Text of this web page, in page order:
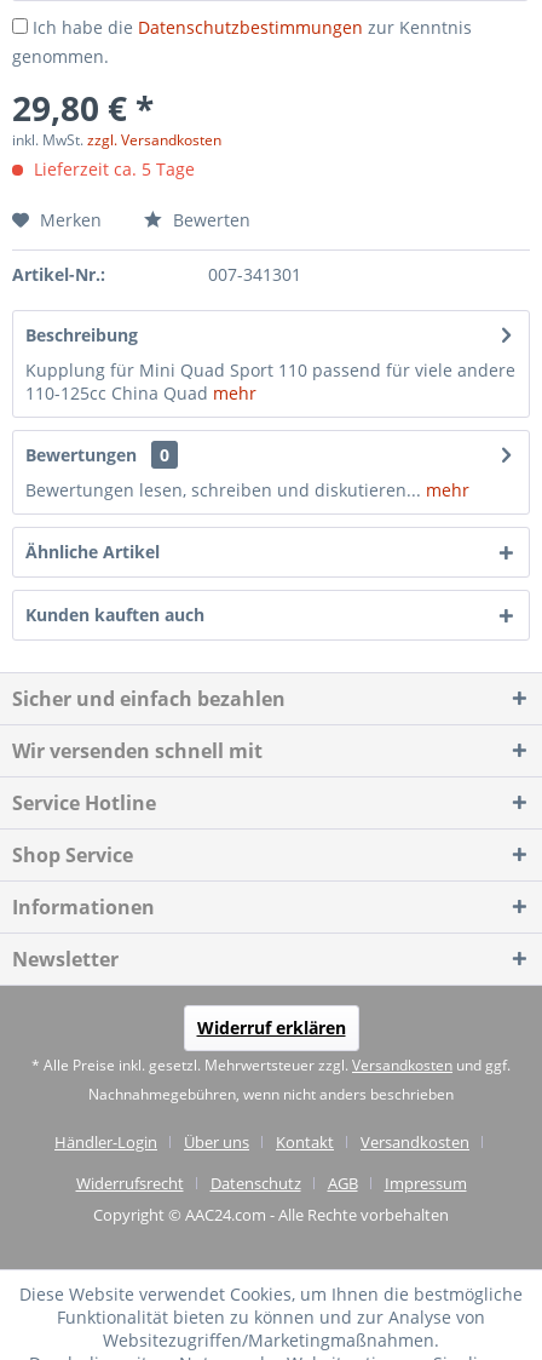
Ich habe die Datenschutzbestimmungen zur Kenntnis
genommen.
29,80 € *
inkl. MwSt.zzgl. Versandkosten
Lieferzeit ca. 5 Tage
Merken Bewerten
Artikel-Nr.: 007-341301
Beschreibung
Kupplung für Mini Quad Sport 110 passend für viele andere
110-125cc China Quad mehr
Bewertungen
0
Bewertungen lesen, schreiben und diskutieren... mehr
Ähnliche Artikel
Kunden kauften auch
Sicher und einfach bezahlen
Wir versenden schnell mit
Service Hotline
Shop Service
Informationen
Newsletter
Widerruf erklären
* Alle Preise inkl. gesetzl. Mehrwertsteuer zzgl. Versandkosten und ggf.
Nachnahmegebühren, wenn nicht anders beschrieben
Händler-Login Über uns Kontakt
Versandkosten
Widerrufsrecht
Datenschutz AGB
Impressum
Copyright © AAC24.com - Alle Rechte vorbehalten
Diese Website verwendet Cookies, um Ihnen die bestmögliche
Funktionalität bieten zu können und zur Analyse von
Websitezugriffen/Marketingmaßnahmen.